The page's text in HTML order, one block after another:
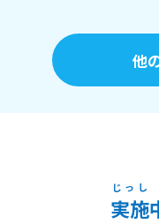
他
実施
じっし